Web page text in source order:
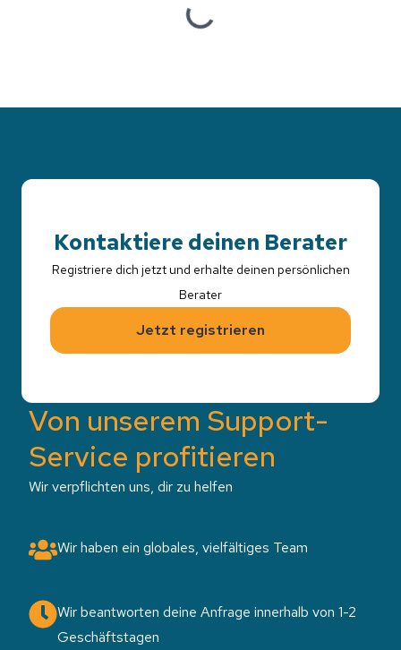
Kontaktiere deinen Berater
Registriere dich jetzt und erhalte deinen persönlichen
Berater
Jetzt registrieren
Von unserem Support-
Service profitieren
Wir verpflichten uns, dir zu helfen
Wir haben ein globales, vielfältiges Team
Wir beantworten deine Anfrage innerhalb von 1-2
Geschäftstagen